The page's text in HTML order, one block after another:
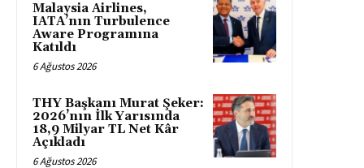
Malaysia Airlines,
IATA’nın Turbulence
Aware Programına
Katıldı
6 Ağustos 2026
THY Başkanı Murat Şeker:
2026’nın İlk Yarısında
18,9 Milyar TL Net Kâr
Açıkladı
6 Ağustos 2026